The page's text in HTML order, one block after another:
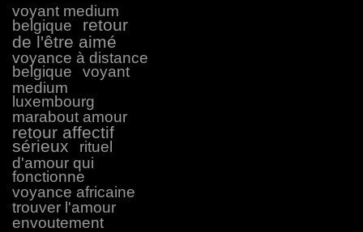
voyant medium
belgique
retour
de l'être aimé
voyance à distance
belgique
voyant
medium
luxembourg
marabout amour
retour affectif
sérieux
rituel
d'amour qui
fonctionne
voyance africaine
trouver l'amour
envoutement